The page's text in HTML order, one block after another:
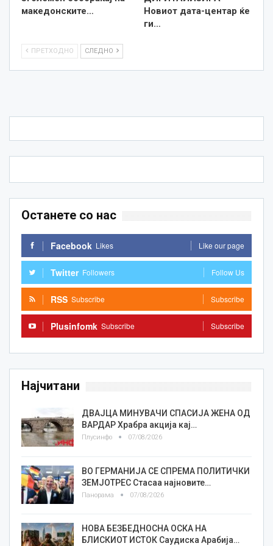
македонските…
Новиот дата-центар ќе
ги…
ПРЕТХОДНО СЛЕДНО
Останете со нас
Facebook Likes Like our page
Twitter Followers Follow Us
RSS Subscribe Subscribe
Plusinfomk Subscribe Subscribe
Најчитани
ДВАЈЦА МИНУВАЧИ СПАСИЈА ЖЕНА ОД
ВАРДАР Храбра акција кај…
Плусинфо 07/08/2026
ВО ГЕРМАНИЈА СЕ СПРЕМА ПОЛИТИЧКИ
ЗЕМЈОТРЕС Стасаа најновите…
Панорама 07/08/2026
НОВА БЕЗБЕДНОСНА ОСКА НА
БЛИСКИОТ ИСТОК Саудиска Арабија…